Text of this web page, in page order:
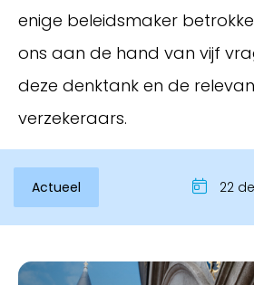
enige beleidsmaker
ons aan de hand van vijf
deze denktank en de
verzekeraars.
Actueel 22